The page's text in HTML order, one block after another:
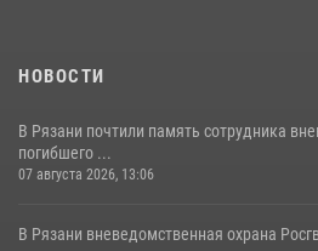
НОВОСТИ
В Рязани почтили память сотрудника
погибшего ...
07 августа 2026, 13:06
В Рязани вневедомственная охрана